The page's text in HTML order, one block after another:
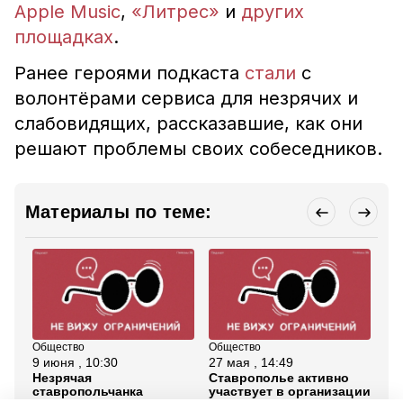
Apple Music, «Литрес» и других
площадках.
Ранее героями подкаста стали с
волонтёрами сервиса для незрячих и
слабовидящих, рассказавшие, как они
решают проблемы своих собеседников.
Материалы по теме:
Общество
9 июня , 10:30
Незрячая
ставропольчанка
Общество
27 мая , 14:49
Ставрополье активно
участвует в организации